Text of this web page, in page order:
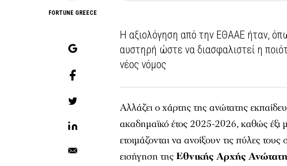
FORTUNE GREECE
Η αξιολόγηση από την ΕΘΑΑΕ ήταν,
αυστηρή ώστε να διασφαλιστεί η
νέος νόμος
Αλλάζει ο χάρτης της ανώτατης
ακαδημαϊκό έτος 2025-2026, καθώς έξι
ετοιμάζονται να ανοίξουν τις πύλες
εισήγηση τηςΕθνικής Αρχής